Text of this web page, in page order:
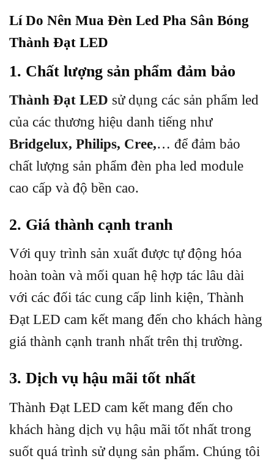
Lí Do Nên Mua Đèn Led Pha Sân Bóng
Thành Đạt LED
1. Chất lượng sản phẩm đảm bảo
Thành Đạt LED sử dụng các sản phẩm led
của các thương hiệu danh tiếng như
Bridgelux, Philips, Cree,… để đảm bảo
chất lượng sản phẩm đèn pha led module
cao cấp và độ bền cao.
2. Giá thành cạnh tranh
Với quy trình sản xuất được tự động hóa
hoàn toàn và mối quan hệ hợp tác lâu dài
với các đối tác cung cấp linh kiện, Thành
Đạt LED cam kết mang đến cho khách hàng
giá thành cạnh tranh nhất trên thị trường.
3. Dịch vụ hậu mãi tốt nhất
Thành Đạt LED cam kết mang đến cho
khách hàng dịch vụ hậu mãi tốt nhất trong
suốt quá trình sử dụng sản phẩm. Chúng tôi